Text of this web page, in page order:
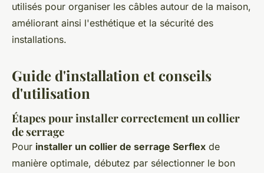
utilisés pour organiser les câbles autour de la maison,
améliorant ainsi l'esthétique et la sécurité des
installations.
Guide d'installation et conseils
d'utilisation
Étapes pour installer correctement un collier
de serrage
Pour installer un collier de serrage Serflex de
manière optimale, débutez par sélectionner le bon